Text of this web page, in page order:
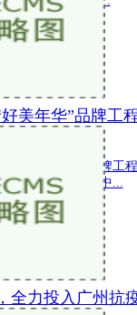
美年华”品牌工
业启动好美年华品牌工
落地实施，将为中...
全力投入广州